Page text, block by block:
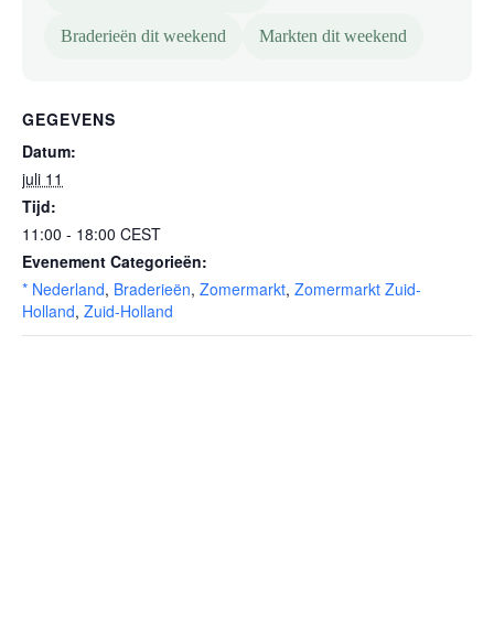
Braderieën dit weekend Markten dit weekend
GEGEVENS
Datum:
juli 11
Tijd:
11:00 - 18:00 CEST
Evenement Categorieën:
* Nederland, Braderieën, Zomermarkt, Zomermarkt Zuid-
Holland, Zuid-Holland